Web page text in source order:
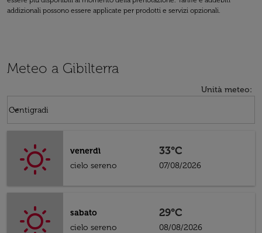
addizionali possono essere applicate per prodotti e servizi opzionali.
Meteo a Gibilterra
Unità meteo:
Centigradi
keyboard_arrow_down
venerdì
cielo sereno
33°C
07/08/2026
sabato
cielo sereno
29°C
08/08/2026